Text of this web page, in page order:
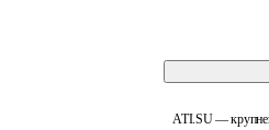
ATI.SU —